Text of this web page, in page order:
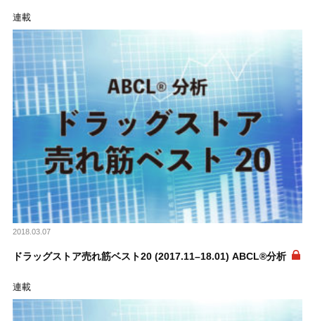
連載
2018.03.07
ドラッグストア売れ筋ベスト20 (2017.11–18.01) ABCL®分析
連載